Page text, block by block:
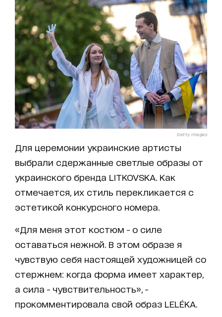
Getty Images
Для церемонии украинские артисты
выбрали сдержанные светлые образы от
украинского бренда LITKOVSKA. Как
отмечается, их стиль перекликается с
эстетикой конкурсного номера.
«Для меня этот костюм - о силе
оставаться нежной. В этом образе я
чувствую себя настоящей художницей со
стержнем: когда форма имеет характер,
а сила - чувствительность», -
прокомментировала свой образ LELÉKA.